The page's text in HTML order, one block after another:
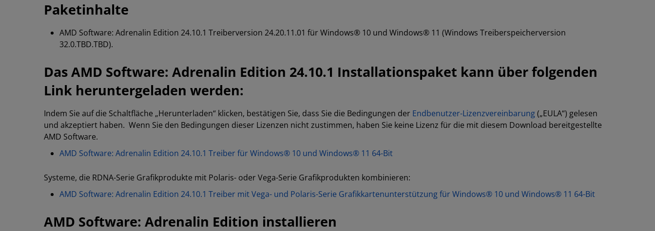
Paketinhalte
AMD Software: Adrenalin Edition 24.10.1 Treiberversion 24.20.11.01 für Windows® 10 und Windows® 11 (Windows Treiberspeicherversion
32.0.TBD.TBD).
Das AMD Software: Adrenalin Edition 24.10.1 Installationspaket kann über folgenden
Link heruntergeladen werden:
Indem Sie auf die Schaltfläche „Herunterladen“ klicken, bestätigen Sie, dass Sie die Bedingungen der Endbenutzer-Lizenzvereinbarung(„EULA“) gelesen
und akzeptiert haben. Wenn Sie den Bedingungen dieser Lizenzen nicht zustimmen, haben Sie keine Lizenz für die mit diesem Download bereitgestellte
AMD Software.
AMD Software: Adrenalin Edition 24.10.1 Treiber für Windows® 10 und Windows® 11 64-Bit
Systeme, die RDNA-Serie Grafikprodukte mit Polaris- oder Vega-Serie Grafikprodukten kombinieren:
AMD Software: Adrenalin Edition 24.10.1 Treiber mit Vega- und Polaris-Serie Grafikkartenunterstützung für Windows® 10 und Windows® 11 64-Bit
AMD Software: Adrenalin Edition installieren